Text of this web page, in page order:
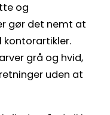
og
gør det nemt at
kontorartikler.
grå og hvid,
uden at